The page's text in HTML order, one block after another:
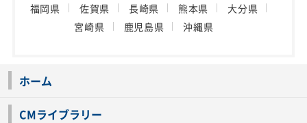
福岡県 佐賀県 長崎県 熊本県
大分県
宮崎県
鹿児島県 沖縄県
ホーム
CMライブラリー